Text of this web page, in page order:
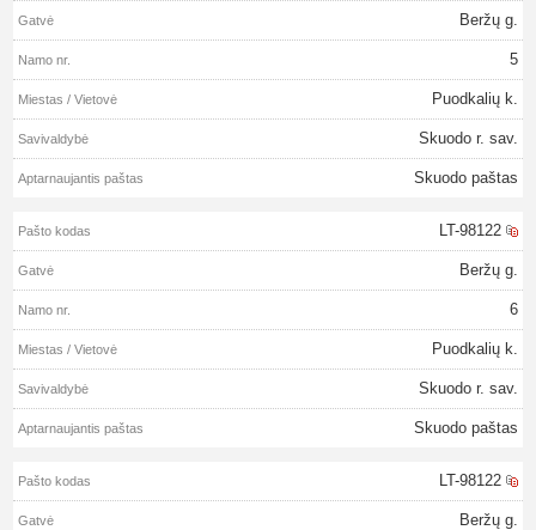
Beržų g.
5
Puodkalių k.
Skuodo r. sav.
Skuodo paštas
LT-98122
Beržų g.
6
Puodkalių k.
Skuodo r. sav.
Skuodo paštas
LT-98122
Beržų g.